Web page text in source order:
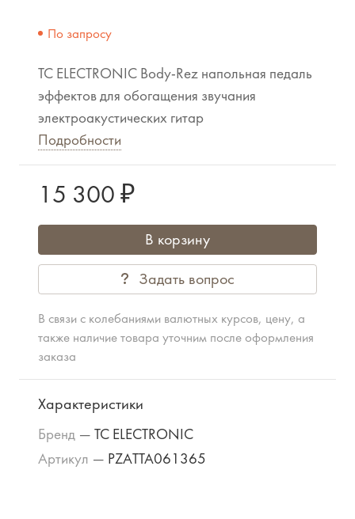
По запросу
TC ELECTRONIC Body-Rez напольная педаль
эффектов для обогащения звучания
электроакустических гитар
Подробности
15 300 ₽
В корзину
Задать вопрос
В связи с колебаниями валютных курсов, цену, а
также наличие товара уточним после оформления
заказа
Характеристики
Бренд — TC ELECTRONIC
Артикул — PZATTA061365